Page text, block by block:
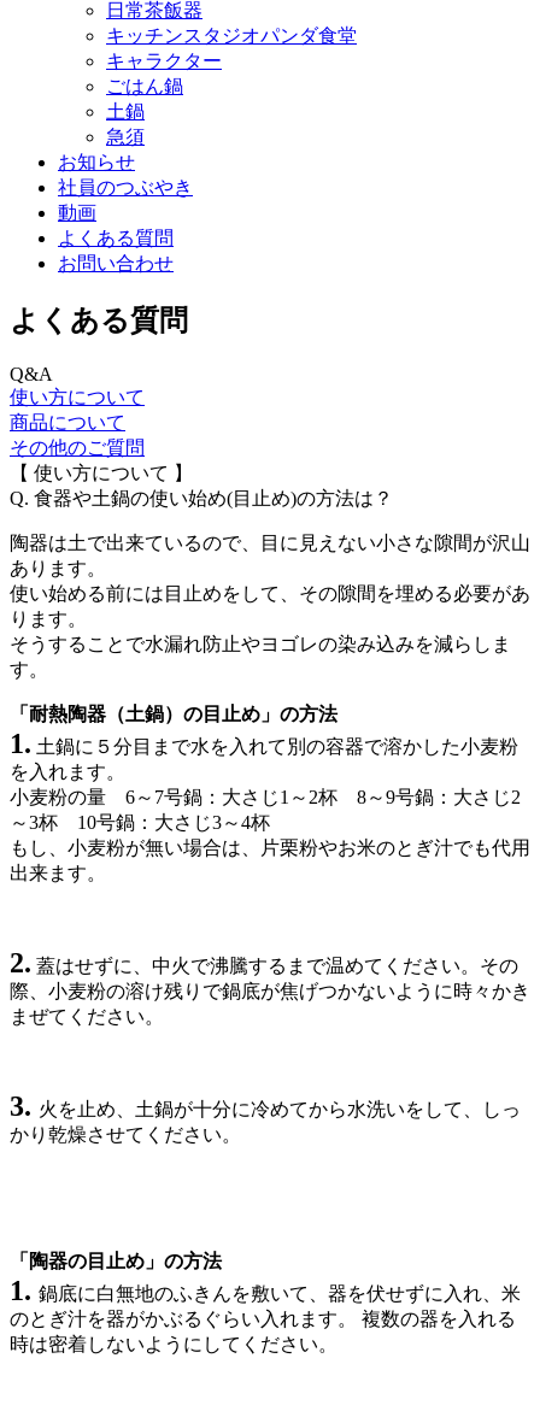
日常茶飯器
キッチンスタジオパンダ食堂
キャラクター
ごはん鍋
土鍋
急須
お知らせ
社員のつぶやき
動画
よくある質問
お問い合わせ
よくある質問
Q&A
使い方について
商品について
その他のご質問
【 使い方について 】
Q. 食器や土鍋の使い始め(目止め)の方法は？
陶器は土で出来ているので、目に見えない小さな隙間が沢山
あります。
使い始める前には目止めをして、その隙間を埋める必要があ
ります。
そうすることで水漏れ防止やヨゴレの染み込みを減らしま
す。
「耐熱陶器（土鍋）の目止め」の方法
1. 土鍋に５分目まで水を入れて別の容器で溶かした小麦粉
を入れます。
小麦粉の量 6～7号鍋：大さじ1～2杯 8～9号鍋：大さじ2
～3杯 10号鍋：大さじ3～4杯
もし、小麦粉が無い場合は、片栗粉やお米のとぎ汁でも代用
出来ます。
2. 蓋はせずに、中火で沸騰するまで温めてください。その
際、小麦粉の溶け残りで鍋底が焦げつかないように時々かき
まぜてください。
3. 火を止め、土鍋が十分に冷めてから水洗いをして、しっ
かり乾燥させてください。
「陶器の目止め」の方法
1. 鍋底に白無地のふきんを敷いて、器を伏せずに入れ、米
のとぎ汁を器がかぶるぐらい入れます。 複数の器を入れる
時は密着しないようにしてください。